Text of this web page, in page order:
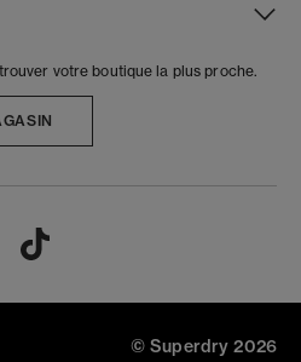
votre boutique la plus proche.
© Superdry 2026